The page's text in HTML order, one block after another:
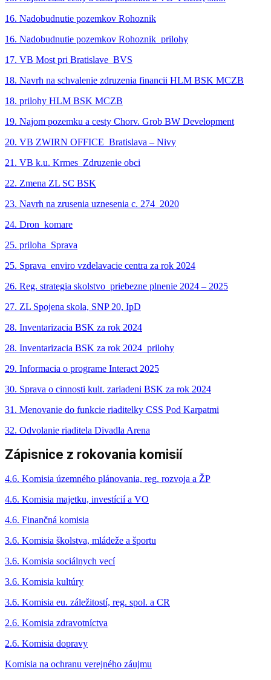
16. Nadobudnutie pozemkov Rohoznik
16. Nadobudnutie pozemkov Rohoznik_prilohy
17. VB Most pri Bratislave_BVS
18. Navrh na schvalenie zdruzenia financii HLM BSK MCZB
18. prilohy HLM BSK MCZB
19. Najom pozemku a cesty Chorv. Grob BW Development
20. VB ZWIRN OFFICE_Bratislava – Nivy
21. VB k.u. Krmes_Zdruzenie obci
22. Zmena ZL SC BSK
23. Navrh na zrusenia uznesenia c. 274_2020
24. Dron_komare
25. priloha_Sprava
25. Sprava_enviro vzdelavacie centra za rok 2024
26. Reg. strategia skolstvo_priebezne plnenie 2024 – 2025
27. ZL Spojena skola, SNP 20, IpD
28. Inventarizacia BSK za rok 2024
28. Inventarizacia BSK za rok 2024_prilohy
29. Informacia o programe Interact 2025
30. Sprava o cinnosti kult. zariadeni BSK za rok 2024
31. Menovanie do funkcie riaditelky CSS Pod Karpatmi
32. Odvolanie riaditela Divadla Arena
Zápisnice z rokovania komisií
4.6. Komisia územného plánovania, reg. rozvoja a ŽP
4.6. Komisia majetku, investícií a VO
4.6. Finančná komisia
3.6. Komisia školstva, mládeže a športu
3.6. Komisia sociálnych vecí
3.6. Komisia kultúry
3.6. Komisia eu. záležitostí, reg. spol. a CR
2.6. Komisia zdravotníctva
2.6. Komisia dopravy
Komisia na ochranu verejného záujmu